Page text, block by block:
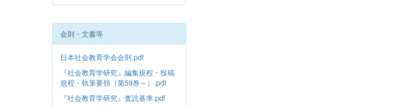
会則・文書等
日本社会教育学会会則.pdf
『社会教育学研究』編集規程・投稿
規程・執筆要領（第59巻～）.pdf
『社会教育学研究』査読基準.pdf